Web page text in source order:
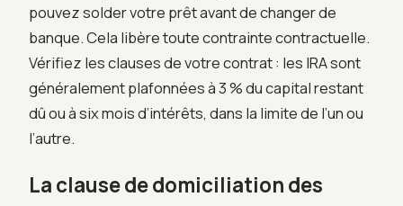
pouvez solder votre prêt avant de changer de
banque. Cela libère toute contrainte contractuelle.
Vérifiez les clauses de votre contrat : les IRA sont
généralement plafonnées à 3 % du capital restant
dû ou à six mois d’intérêts, dans la limite de l’un ou
l’autre.
La clause de domiciliation des